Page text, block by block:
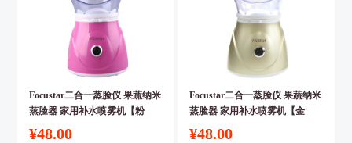
Focustar二合一蒸脸仪 果蔬纳米
蒸脸器 家用补水喷雾机【粉
色】
¥48.00
Focustar二合一蒸脸仪 果蔬纳米
蒸脸器 家用补水喷雾机【金
色】
¥48.00